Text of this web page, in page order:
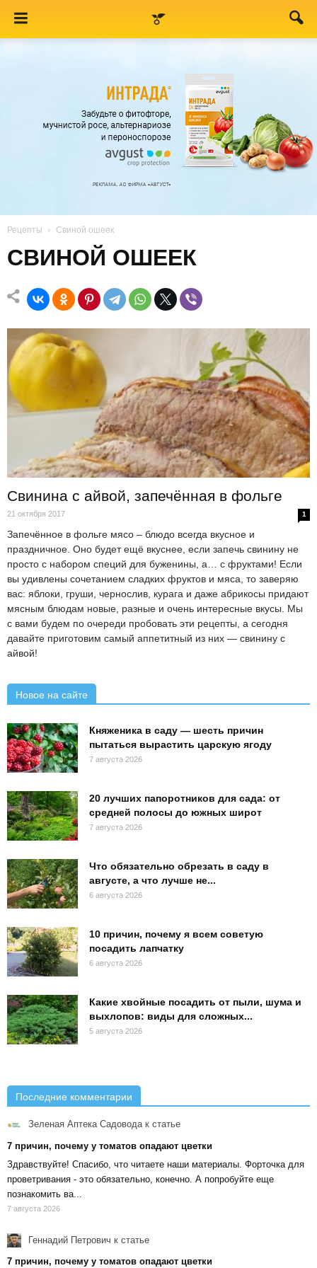
Рецепты Свиной ошеек
СВИНОЙ ОШЕЕК
Свинина с айвой, запечённая в фольге
21 октября 2017 1
Запечённое в фольге мясо – блюдо всегда вкусное и
праздничное. Оно будет ещё вкуснее, если запечь свинину не
просто с набором специй для буженины, а… с фруктами! Если
вы удивлены сочетанием сладких фруктов и мяса, то заверяю
вас: яблоки, груши, чернослив, курага и даже абрикосы придают
мясным блюдам новые, разные и очень интересные вкусы. Мы
с вами будем по очереди пробовать эти рецепты, а сегодня
давайте приготовим самый аппетитный из них — свинину с
айвой!
Новое на сайте
Княженика в саду — шесть причин
пытаться вырастить царскую ягоду
7 августа 2026
20 лучших папоротников для сада: от
средней полосы до южных широт
7 августа 2026
Что обязательно обрезать в саду в
августе, а что лучше не...
6 августа 2026
10 причин, почему я всем советую
посадить лапчатку
6 августа 2026
Какие хвойные посадить от пыли, шума и
выхлопов: виды для сложных...
5 августа 2026
Последние комментарии
Зеленая Аптека Садоводак статье
7 причин, почему у томатов опадают цветки
Здравствуйте! Спасибо, что читаете наши материалы. Форточка для
проветривания - это обязательно, конечно. А попробуйте еще
познакомить ва...
7 августа 2026
Геннадий Петрович к статье
7 причин, почему у томатов опадают цветки